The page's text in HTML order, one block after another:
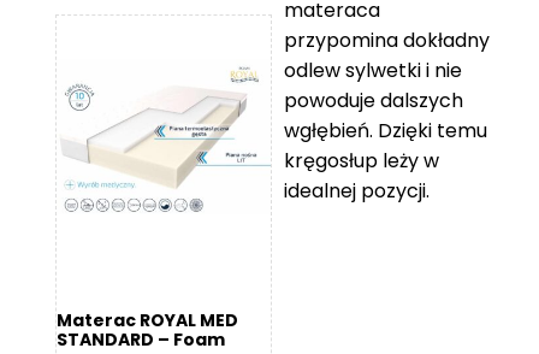
od
119 zł
do
11
670 zł
Materac ROYAL MED
STANDARD – Foam
materaca
przypomina dokładny
odlew sylwetki i nie
powoduje dalszych
wgłębień. Dzięki temu
kręgosłup leży w
idealnej pozycji.